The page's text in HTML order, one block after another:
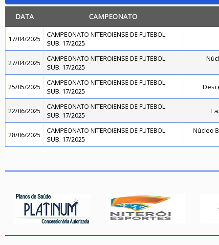
DATA CAMPEONATO
17/04/2025
CAMPEONATO NITEROIENSE DE FUTEBOL
SUB. 17/2025
27/04/2025
CAMPEONATO NITEROIENSE DE FUTEBOL
SUB. 17/2025
25/05/2025
CAMPEONATO NITEROIENSE DE FUTEBOL
SUB. 17/2025
22/06/2025
CAMPEONATO NITEROIENSE DE FUTEBOL
SUB. 17/2025
28/06/2025
CAMPEONATO NITEROIENSE DE FUTEBOL
SUB. 17/2025
Núcleo